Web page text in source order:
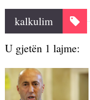
kalkulim
U gjetën 1 lajme: